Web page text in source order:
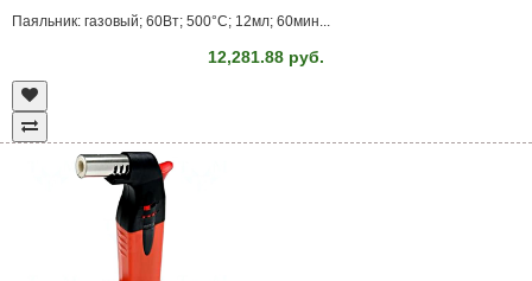
Паяльник: газовый; 60Вт; 500°C; 12мл; 60мин...
12,281.88 руб.